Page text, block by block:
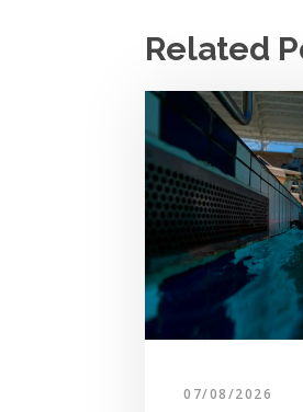
Related
07/08/2026